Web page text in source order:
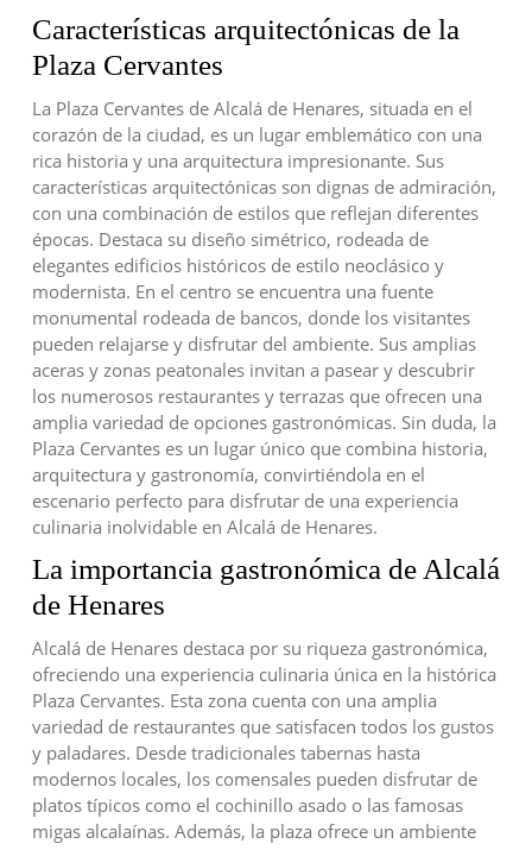
Características arquitectónicas de la
Plaza Cervantes
La Plaza Cervantes de Alcalá de Henares, situada en el
corazón de la ciudad, es un lugar emblemático con una
rica historia y una arquitectura impresionante. Sus
características arquitectónicas son dignas de admiración,
con una combinación de estilos que reflejan diferentes
épocas. Destaca su diseño simétrico, rodeada de
elegantes edificios históricos de estilo neoclásico y
modernista. En el centro se encuentra una fuente
monumental rodeada de bancos, donde los visitantes
pueden relajarse y disfrutar del ambiente. Sus amplias
aceras y zonas peatonales invitan a pasear y descubrir
los numerosos restaurantes y terrazas que ofrecen una
amplia variedad de opciones gastronómicas. Sin duda, la
Plaza Cervantes es un lugar único que combina historia,
arquitectura y gastronomía, convirtiéndola en el
escenario perfecto para disfrutar de una experiencia
culinaria inolvidable en Alcalá de Henares.
La importancia gastronómica de Alcalá
de Henares
Alcalá de Henares destaca por su riqueza gastronómica,
ofreciendo una experiencia culinaria única en la histórica
Plaza Cervantes. Esta zona cuenta con una amplia
variedad de restaurantes que satisfacen todos los gustos
y paladares. Desde tradicionales tabernas hasta
modernos locales, los comensales pueden disfrutar de
platos típicos como el cochinillo asado o las famosas
migas alcalaínas. Además, la plaza ofrece un ambiente